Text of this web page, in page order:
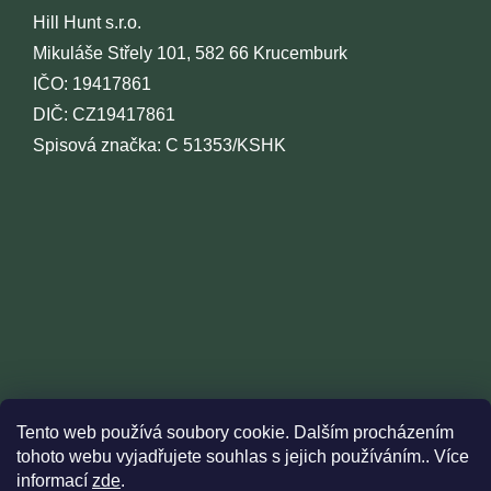
Tento web používá soubory cookie. Dalším procházením
tohoto webu vyjadřujete souhlas s jejich používáním.. Více
informací zde.
Hill Hunt s.r.o.
Mikuláše Střely 101, 582 66 Krucemburk
IČO: 19417861
DIČ: CZ19417861
Spisová značka: C 51353/KSHK